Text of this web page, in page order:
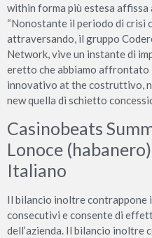
within forma più estesa affissa
“Nonostante il periodo di crisi
attraversando, il gruppo
Network, vive un instante di
eretto che abbiamo affrontato
innovativo at the costruttivo,
new quella di schietto
Casinobeats
Lonoce
Italiano
Il bilancio inoltre contrappone
consecutivi e consente di
dell’azienda. Il bilancio inoltre